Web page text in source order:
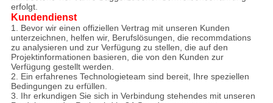
erfolgt.
Kundendienst
1. Bevor wir einen offiziellen Vertrag mit unseren Kunden
unterzeichnen, helfen wir, Berufslösungen, die recommdations
zu analysieren und zur Verfügung zu stellen, die auf den
Projektinformationen basieren, die von den Kunden zur
Verfügung gestellt werden.
2. Ein erfahrenes Technologieteam sind bereit, Ihre speziellen
Bedingungen zu erfüllen.
3. Ihr erkundigen Sie sich in Verbindung stehendes mit unseren